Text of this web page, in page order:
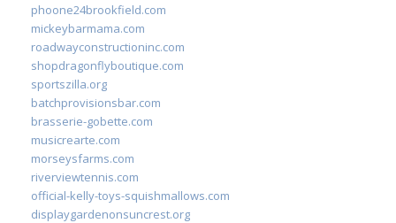
phoone24brookfield.com
mickeybarmama.com
roadwayconstructioninc.com
shopdragonflyboutique.com
sportszilla.org
batchprovisionsbar.com
brasserie-gobette.com
musicrearte.com
morseysfarms.com
riverviewtennis.com
official-kelly-toys-squishmallows.com
displaygardenonsuncrest.org